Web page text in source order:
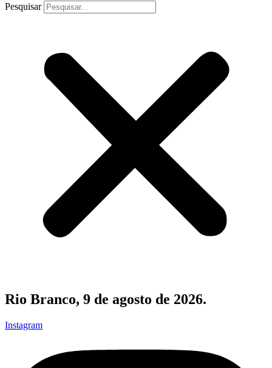
Pesquisar
Rio Branco, 9 de agosto de 2026.
Instagram